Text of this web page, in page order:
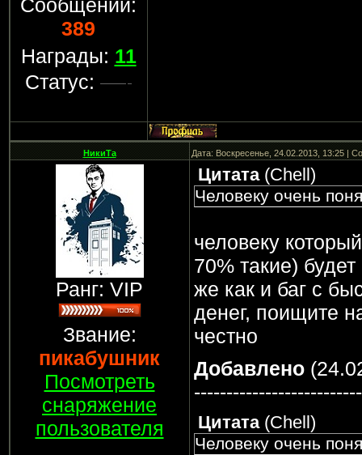
Сообщений:
389
Награды: 11
Статус:
НикиТа Дата: Воскресенье, 24.02.2013, 13:25 |
Ранг: VIP
Звание:
пикабушник
Посмотреть
снаряжение
пользователя
Цитата(Chell)
Человеку очень
человеку
70% такие)
же как и баг с
денег, поищите
честно
Добавлено
Цитата(Chell )
Человеку очень